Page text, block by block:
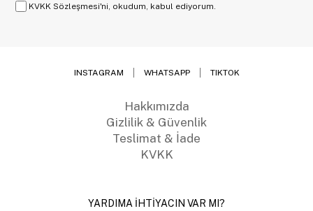
KVKK Sözleşmesi'ni, okudum, kabul ediyorum.
INSTAGRAM WHATSAPP TIKTOK
Hakkımızda
Gizlilik & Güvenlik
Teslimat & İade
KVKK
YARDIMA İHTİYACIN VAR MI?